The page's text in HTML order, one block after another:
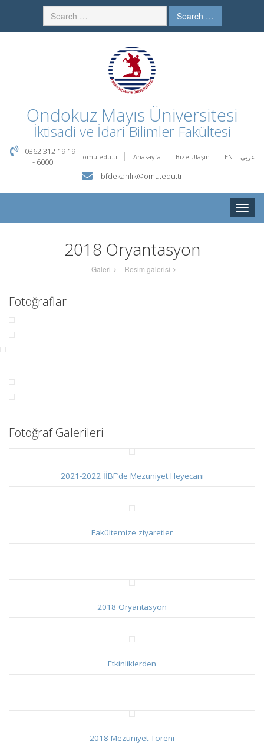
Search …
Ondokuz Mayıs Üniversitesi
İktisadi ve İdari Bilimler Fakültesi
omu.edu.tr Anasayfa Bize Ulaşın EN عربي
0362 312 19 19
- 6000
iibfdekanlik@omu.edu.tr
Toggle
2018 Oryantasyon
Galeri Resim galerisi
Fotoğraflar
Fotoğraf Galerileri
2021-2022 İİBF’de Mezuniyet Heyecanı
Fakültemize ziyaretler
2018 Oryantasyon
Etkinliklerden
2018 Mezuniyet Töreni